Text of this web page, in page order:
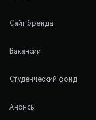
Сайт бренда
Вакансии
Студенческий фонд
Анонсы